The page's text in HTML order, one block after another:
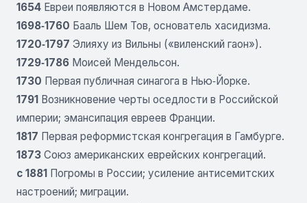
1654 Евреи появляются в Новом Амстердаме.
1698‑1760 Бааль Шем Тов, основатель хасидизма.
1720‑1797 Элияху из Вильны («виленский гаон»).
1729‑1786 Моисей Мендельсон.
1730 Первая публичная синагога в Нью‑Йорке.
1791 Возникновение черты оседлости в Российской
империи; эмансипация евреев Франции.
1817 Первая реформистская конгрегация в Гамбурге.
1873 Союз американских еврейских конгрегаций.
с 1881 Погромы в России; усиление антисемитских
настроений; миграции.